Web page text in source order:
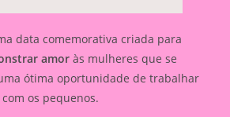
data comemorativa criada para
amor às mulheres que se
ótima oportunidade de trabalhar
os pequenos.